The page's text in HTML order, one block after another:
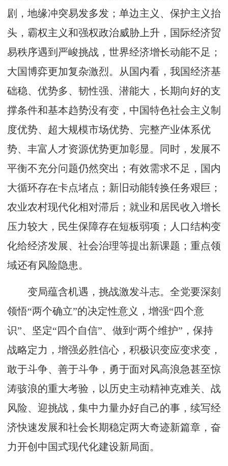
剧，地缘冲突易发多发；单边主义、保护主义抬
头，霸权主义和强权政治威胁上升，国际经济贸
易秩序遇到严峻挑战，世界经济增长动能不足；
大国博弈更加复杂激烈。从国内看，我国经济基
础稳、优势多、韧性强、潜能大，长期向好的支
撑条件和基本趋势没有变，中国特色社会主义制
度优势、超大规模市场优势、完整产业体系优
势、丰富人才资源优势更加彰显。同时，发展不
平衡不充分问题仍然突出；有效需求不足，国内
大循环存在卡点堵点；新旧动能转换任务艰巨；
农业农村现代化相对滞后；就业和居民收入增长
压力较大，民生保障存在短板弱项；人口结构变
化给经济发展、社会治理等提出新课题；重点领
域还有风险隐患。
变局蕴含机遇，挑战激发斗志。全党要深刻
领悟“两个确立”的决定性意义，增强“四个意
识”、坚定“四个自信”、做到“两个维护”，保持
战略定力，增强必胜信心，积极识变应变求变，
敢于斗争、善于斗争，勇于面对风高浪急甚至惊
涛骇浪的重大考验，以历史主动精神克难关、战
风险、迎挑战，集中力量办好自己的事，续写经
济快速发展和社会长期稳定两大奇迹新篇章，奋
力开创中国式现代化建设新局面。